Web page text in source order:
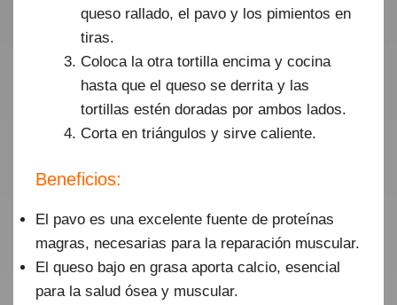
queso rallado, el pavo y los pimientos en
tiras.
Coloca la otra tortilla encima y cocina
hasta que el queso se derrita y las
tortillas estén doradas por ambos lados.
Corta en triángulos y sirve caliente.
Beneficios:
El pavo es una excelente fuente de proteínas
magras, necesarias para la reparación muscular.
El queso bajo en grasa aporta calcio, esencial
para la salud ósea y muscular.